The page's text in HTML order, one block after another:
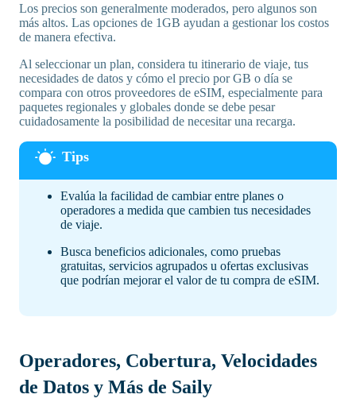
Los precios son generalmente moderados, pero algunos son
más altos. Las opciones de 1GB ayudan a gestionar los costos
de manera efectiva.
Al seleccionar un plan, considera tu itinerario de viaje, tus
necesidades de datos y cómo el precio por GB o día se
compara con otros proveedores de eSIM, especialmente para
paquetes regionales y globales donde se debe pesar
cuidadosamente la posibilidad de necesitar una recarga.
Evalúa la facilidad de cambiar entre planes o
operadores a medida que cambien tus necesidades
de viaje.
Busca beneficios adicionales, como pruebas
gratuitas, servicios agrupados u ofertas exclusivas
que podrían mejorar el valor de tu compra de eSIM.
Operadores, Cobertura, Velocidades
de Datos y Más de Saily